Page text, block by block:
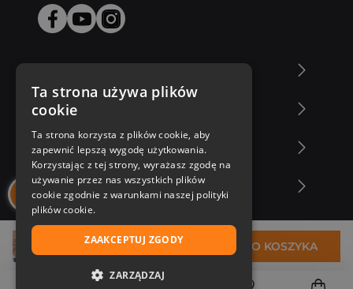
26,94 zł DO KOSZYKA
Zakupy u nas
Nasza oferta
Nasi autorzy
Ta strona używa plików
cookie
Ta strona korzysta z plików cookie, aby
zapewnić lepszą wygodę użytkowania.
Korzystając z tej strony, wyrażasz zgodę na
używanie przez nas wszystkich plików
cookie zgodnie z warunkami naszej polityki
plików cookie.
ZAAKCEPTUJ ZGODY
ZARZĄDZAJ